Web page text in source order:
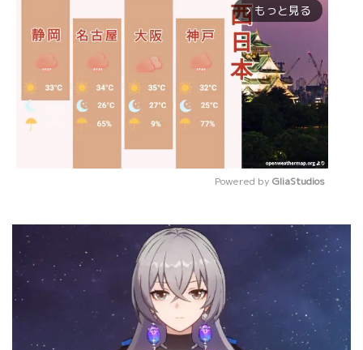
arrow_forward_ios もっと見る
Powered by GliaStudios